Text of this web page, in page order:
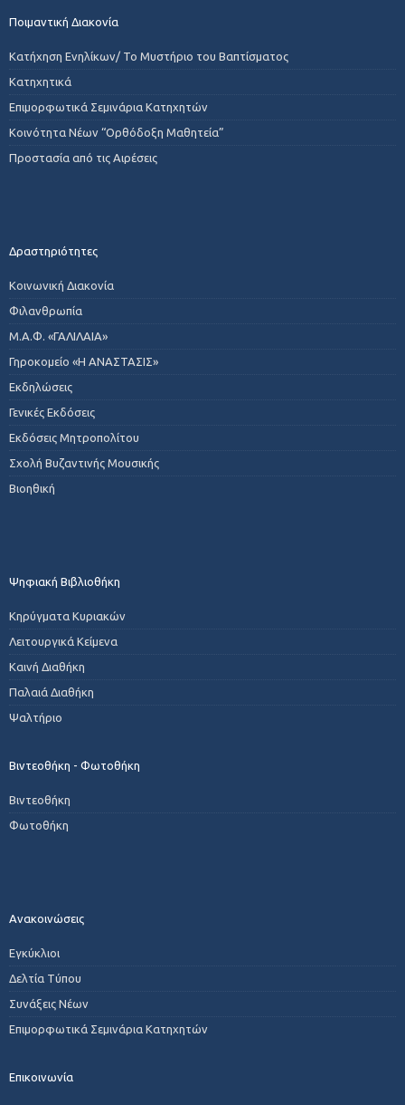
Ποιμαντική Διακονία
Κατήχηση Ενηλίκων/ Το Μυστήριο του Βαπτίσματος
Κατηχητικά
Επιμορφωτικά Σεμινάρια Κατηχητών
Κοινότητα Νέων “Ορθόδοξη Μαθητεία”
Προστασία από τις Αιρέσεις
Δραστηριότητες
Κοινωνική Διακονία
Φιλανθρωπία
Μ.Α.Φ. «ΓΑΛΙΛΑΙΑ»
Γηροκομείο «Η ΑΝΑΣΤΑΣΙΣ»
Εκδηλώσεις
Γενικές Εκδόσεις
Εκδόσεις Μητροπολίτου
Σχολή Βυζαντινής Μουσικής
Βιοηθική
Ψηφιακή Βιβλιοθήκη
Κηρύγματα Κυριακών
Λειτουργικά Κείμενα
Καινή Διαθήκη
Παλαιά Διαθήκη
Ψαλτήριο
Βιντεοθήκη - Φωτοθήκη
Βιντεοθήκη
Φωτοθήκη
Ανακοινώσεις
Εγκύκλιοι
Δελτία Τύπου
Συνάξεις Νέων
Επιμορφωτικά Σεμινάρια Κατηχητών
Επικοινωνία